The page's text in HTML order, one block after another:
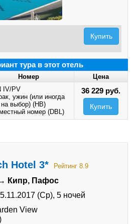
Купить
тура в этот отель
Номер Цена
IV/PV
ужин (или иногда
выбор) (HB)
номер (DBL)
36 229 руб.
Купить
Hotel 3* Рейтинг 8.9
Кипр, Пафос
(Ср), 5 ночей
View